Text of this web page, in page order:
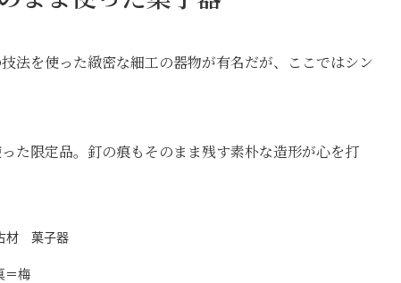
法を使った緻密な細工の器物が有名だが、ここではシン
た限定品。釘の痕もそのまま残す素朴な造形が心を打
＝梅